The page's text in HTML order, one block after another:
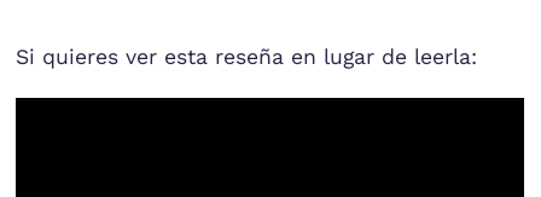
Si quieres ver esta reseña en lugar de leerla: